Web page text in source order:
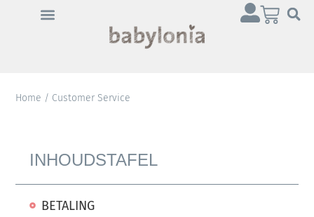
Home / Customer Service
INHOUDSTAFEL
BETALING